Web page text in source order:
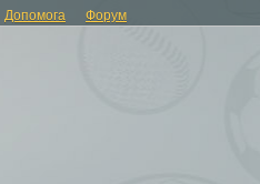
Допомога Форум